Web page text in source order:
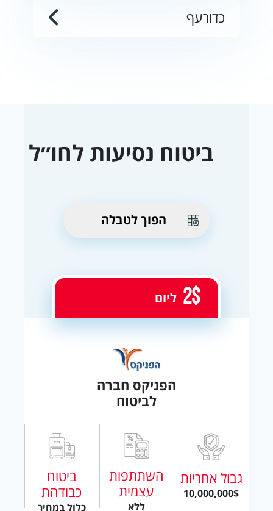
כדורעף
הפוך לטבלה
ביטוח נסיעות לחו״ל
הפניקס חברה
לביטוח
גבול אחריות
10,000,000$
השתתפות
עצמית
ללא
ביטוח
כבודהת
כלול במחיר
2$ ליום